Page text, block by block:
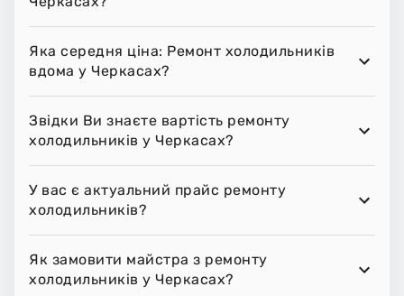
Яка середня ціна: Ремонт холодильників
вдома у Черкасах?
Звідки Ви знаєте вартість ремонту
холодильників у Черкасах?
У вас є актуальний прайс ремонту
холодильників?
Як замовити майстра з ремонту
холодильників у Черкасах?